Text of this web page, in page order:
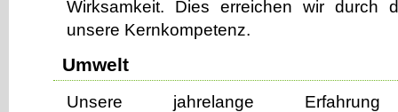
Wirksamkeit. Dies erreichen wir durch
unsere Kernkompetenz.
Umwelt
Unsere jahrelange